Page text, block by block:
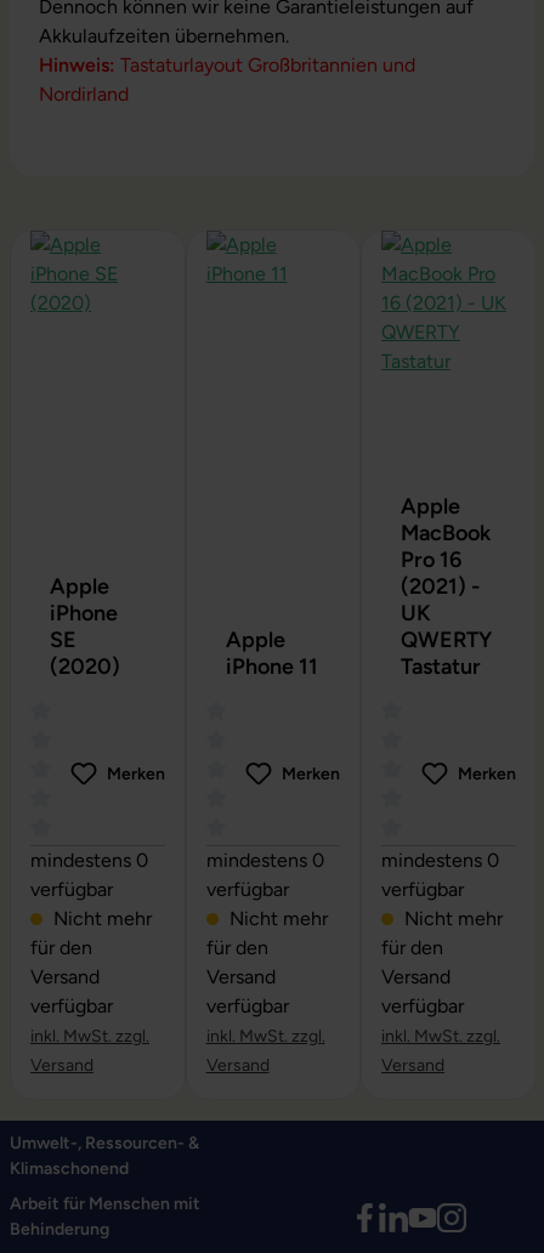
Dennoch können wir keine Garantieleistungen auf
Akkulaufzeiten übernehmen.
Hinweis: Tastaturlayout Großbritannien und
Nordirland
Produktgalerie überspringen
Apple
iPhone
SE
(2020)
Durchschnittliche Bewertung von 0 von 5 Sternen
Merken
mindestens 0
verfügbar
Nicht mehr
für den
Versand
verfügbar
inkl. MwSt. zzgl.
Versand
Apple
iPhone 11
Durchschnittliche Bewertung von 0
Merken
mindestens 0
verfügbar
Nicht mehr
für den
Versand
verfügbar
inkl. MwSt. zzgl.
Versand
Apple
MacBook
Pro 16
(2021) -
UK
QWERTY
Tastatur
Durchschnittliche
Merken
mindestens 0
verfügbar
Nicht mehr
für den
Versand
verfügbar
inkl. MwSt. zzgl.
Versand
Umwelt-, Ressourcen- &
Klimaschonend
Arbeit für Menschen mit
Behinderung